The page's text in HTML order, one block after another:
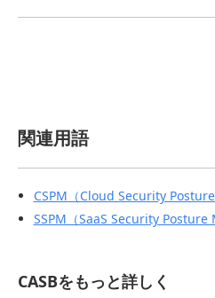
関連用語
CSPM（Cloud Security
SSPM（SaaS Security Posture
CASBをもっと詳しく